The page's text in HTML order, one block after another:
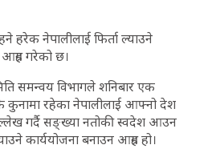
हरेक नेपालीलाई फिर्ता ल्याउने
गरेको छ।
समन्वय विभागले शनिबार एक
कुनामा रहेका नेपालीलाई आफ्नो देश
गर्दै सङ्ख्या नतोकी स्वदेश आउन
कार्ययोजना बनाउन आग्रह हो।